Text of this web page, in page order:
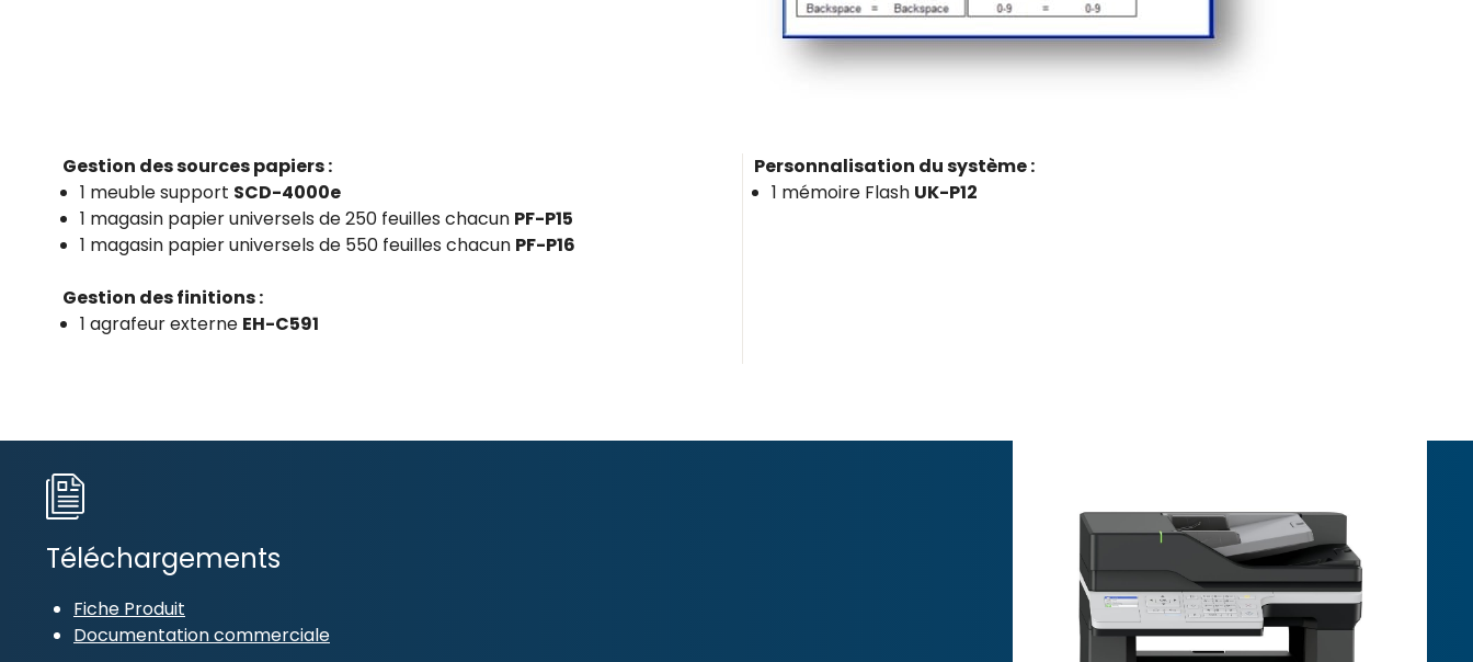
Gestion des sources papiers :
1 meuble support SCD-4000e
1 magasin papier universels de 250 feuilles chacun PF-P15
1 magasin papier universels de 550 feuilles chacun PF-P16
Gestion des finitions :
1 agrafeur externe EH-C591
Personnalisation du système :
1 mémoire Flash UK-P12
Téléchargements
Fiche Produit
Documentation commerciale